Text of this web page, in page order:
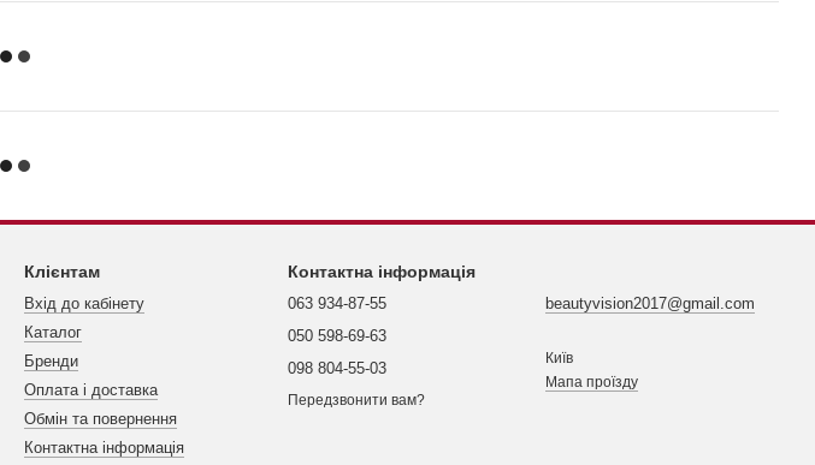
Клієнтам
Вхід до кабінету
Каталог
Бренди
Оплата і доставка
Обмін та повернення
Контактна інформація
Контактна інформація
063 934-87-55
050 598-69-63
098 804-55-03
Передзвонити вам?
beautyvision2017@gmail.com
Київ
Мапа проїзду